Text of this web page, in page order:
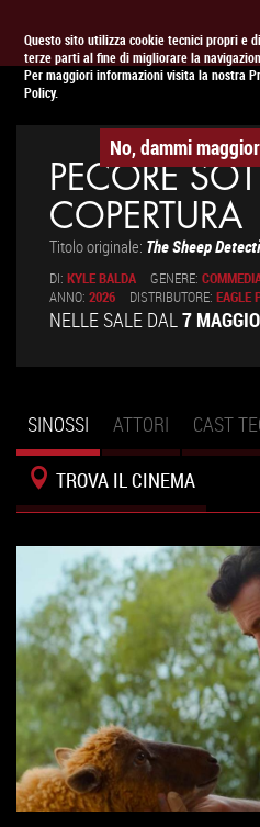
Questo sito utilizza cookie tecnici propri e di
terze parti al fine di migliorare la
Per maggiori informazioni visita la nostra
Policy.
No, dammi
APPUNTAMENTO AL CINEMA
PECORE
COPERTURA
Titolo originale: The Sheep
DI: KYLE BALDA GENERE:
ANNO: 2026 DISTRIBUTORE: EAGLE
NELLE SALE DAL7
Schede primarie
SINOSSI (SCHEDA
ATTIVA)
ATTORI CAST
TROVA IL CINEMA